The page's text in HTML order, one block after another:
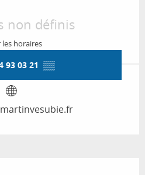
non définis
les horaires
93 03 21 ▒▒